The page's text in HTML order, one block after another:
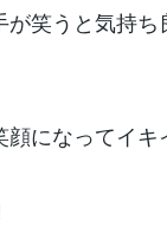
笑うと気持ち
になってイキ